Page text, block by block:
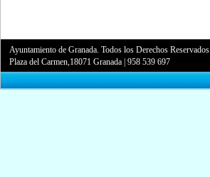
Ayuntamiento de Granada. Todos los Derechos Reservados.
Plaza del Carmen,18071 Granada |958 539 697